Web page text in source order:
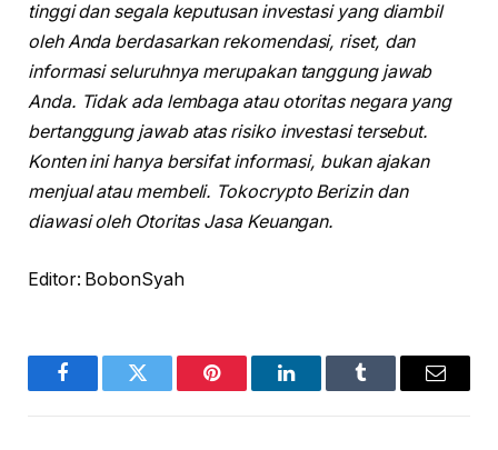
tinggi dan segala keputusan investasi yang diambil
oleh Anda berdasarkan rekomendasi, riset, dan
informasi seluruhnya merupakan tanggung jawab
Anda. Tidak ada lembaga atau otoritas negara yang
bertanggung jawab atas risiko investasi tersebut.
Konten ini hanya bersifat informasi, bukan ajakan
menjual atau membeli. Tokocrypto Berizin dan
diawasi oleh Otoritas Jasa Keuangan.
Editor: BobonSyah
FacebookTwitter Pinterest LinkedInTumblr Email